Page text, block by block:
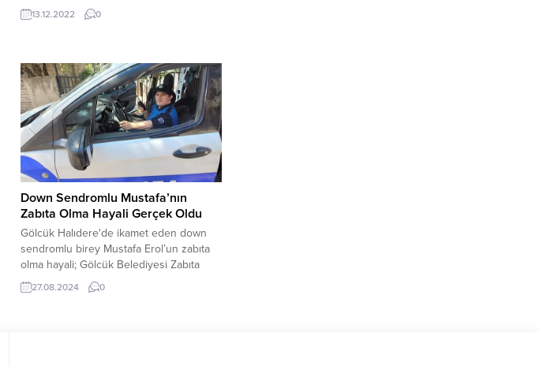
Alaçatı sokakları Midilli, Türkiye’nin en
güzel plajı seçilen Ilıca Plajı ise Rio
Mardini’nin gerçek yaşam hikayesini
konu alan film oldukça beğenildi. Başarılı
yüzücünün iç savaş yaşayan
ülkesinden...
13.12.2022 0
Down Sendromlu Mustafa’nın
Zabıta Olma Hayali Gerçek Oldu
Gölcük Halıdere'de ikamet eden down
sendromlu birey Mustafa Erol’un zabıta
olma hayali; Gölcük Belediyesi Zabıta
Müdürlüğü ekipleri ile kontrole çıkarak
gerçek oldu.
27.08.2024 0